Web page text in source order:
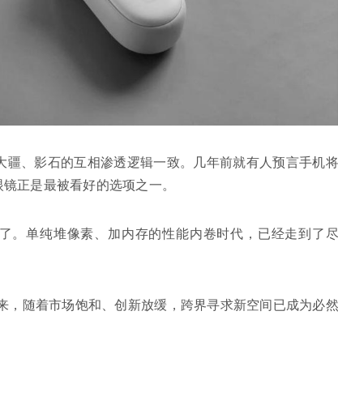
、影石的互相渗透逻辑一致。几年前就有人预言手机将
正是最被看好的选项之一。
。单纯堆像素、加内存的性能内卷时代，已经走到了尽
，随着市场饱和、创新放缓，跨界寻求新空间已成为必然